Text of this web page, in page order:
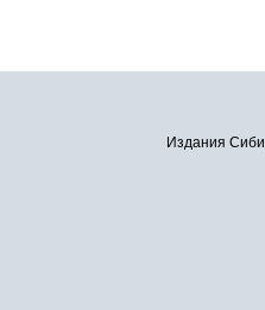
Издания